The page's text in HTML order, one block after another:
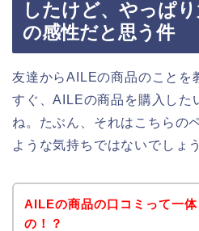
したけど、やっぱ
の感性だと思う件
友達からAILEの商品のことを
すぐ、AILEの商品を購入した
ね。たぶん、それはこちらの
ような気持ちではないでしょ
AILEの商品の口コミって一
の！？